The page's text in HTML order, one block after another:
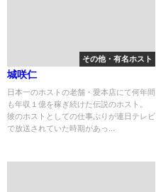
その他・有名ホスト
城咲仁
日本一のホストの老舗・愛本店にて何年間
も年収１億を稼ぎ続けた伝説のホスト。
彼のホストとしての仕事ぶりが連日テレビ
で放送されていた時期があっ...